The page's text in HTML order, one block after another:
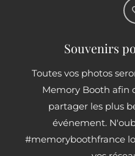
Souvenirs
Toutes vos photos
Memory Booth afin
partager les plus
événement.
#memoryboothfrance